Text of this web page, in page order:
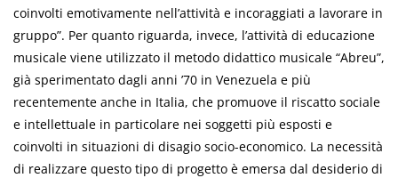
coinvolti emotivamente nell’attività e incoraggiati a lavorare in
gruppo”. Per quanto riguarda, invece, l’attività di educazione
musicale viene utilizzato il metodo didattico musicale “Abreu”,
già sperimentato dagli anni ’70 in Venezuela e più
recentemente anche in Italia, che promuove il riscatto sociale
e intellettuale in particolare nei soggetti più esposti e
coinvolti in situazioni di disagio socio-economico. La necessità
di realizzare questo tipo di progetto è emersa dal desiderio di